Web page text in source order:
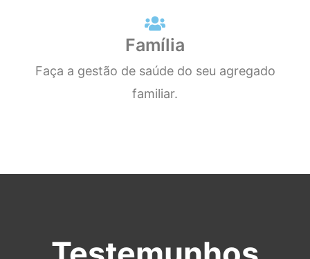
Família
Faça a gestão de saúde do seu agregado
familiar.